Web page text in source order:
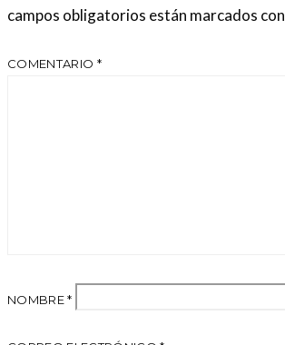
campos obligatorios están marcados con
COMENTARIO *
NOMBRE*